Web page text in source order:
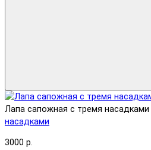
Лапа сапожная с тремя насадками
насадками
3000 р.